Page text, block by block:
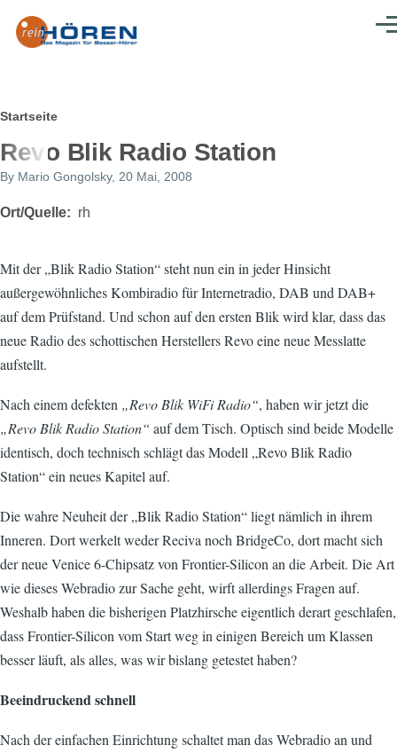
Pfadnavigation
Startseite
Revo Blik Radio Station
By Mario Gongolsky, 20 Mai, 2008
Ort/Quelle rh
Mit der „Blik Radio Station“ steht nun ein in jeder Hinsicht
außergewöhnliches Kombiradio für Internetradio, DAB und DAB+
auf dem Prüfstand. Und schon auf den ersten Blik wird klar, dass das
neue Radio des schottischen Herstellers Revo eine neue Messlatte
aufstellt.
Nach einem defekten „Revo Blik WiFi Radio“, haben wir jetzt die
„Revo Blik Radio Station“ auf dem Tisch. Optisch sind beide Modelle
identisch, doch technisch schlägt das Modell „Revo Blik Radio
Station“ ein neues Kapitel auf.
Die wahre Neuheit der „Blik Radio Station“ liegt nämlich in ihrem
Inneren. Dort werkelt weder Reciva noch BridgeCo, dort macht sich
der neue Venice 6-Chipsatz von Frontier-Silicon an die Arbeit. Die Art
wie dieses Webradio zur Sache geht, wirft allerdings Fragen auf.
Weshalb haben die bisherigen Platzhirsche eigentlich derart geschlafen,
dass Frontier-Silicon vom Start weg in einigen Bereich um Klassen
besser läuft, als alles, was wir bislang getestet haben?
Beeindruckend schnell
Nach der einfachen Einrichtung schaltet man das Webradio an und